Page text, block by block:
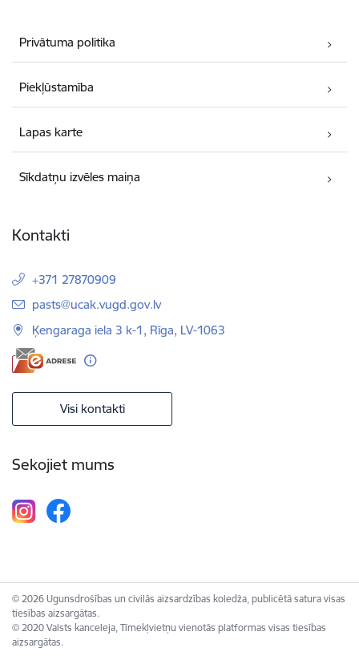
Privātuma politika
Piekļūstamība
Lapas karte
Sīkdatņu izvēles maiņa
Kontakti
+371 27870909
E-pasts:
pasts@ucak.vugd.gov.lv
Ķengaraga iela 3 k-1, Rīga, LV-1063
Visi kontakti
Sekojiet mums
© 2026 Ugunsdrošības un civilās aizsardzības koledža, publicētā satura visas
tiesības aizsargātas.
© 2020 Valsts kanceleja, Tīmekļvietņu vienotās platformas visas tiesības
aizsargātas.